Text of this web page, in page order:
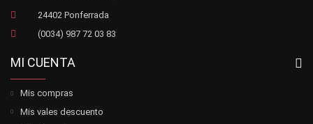
24402 Ponferrada
(0034) 987 72 03 83
MI CUENTA
Mis compras
Mis vales descuento